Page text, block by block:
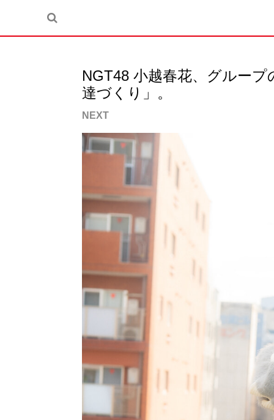
NGT48 小越春花、グルー
達づくり」。
NEXT